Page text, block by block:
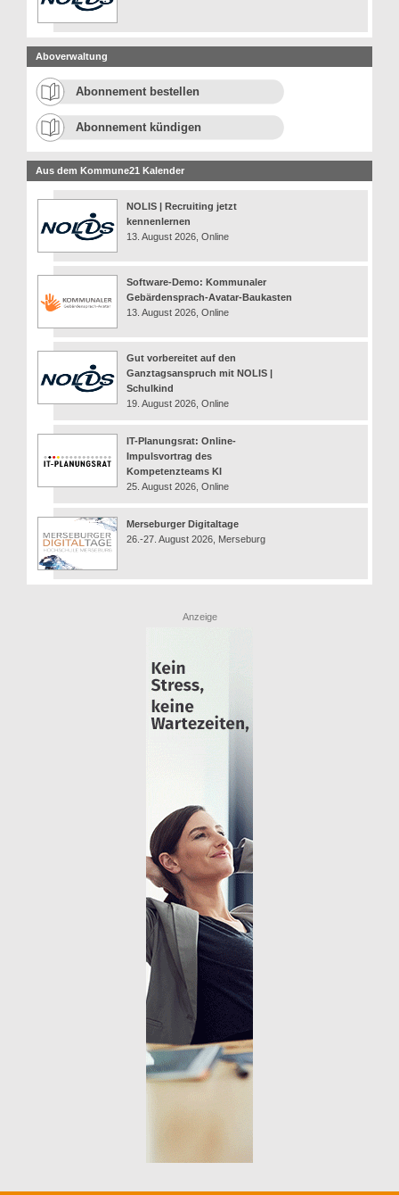
Aboverwaltung
Abonnement bestellen
Abonnement kündigen
Aus dem Kommune21 Kalender
NOLIS | Recruiting jetzt
kennenlernen
13. August 2026, Online
Software-Demo: Kommunaler
Gebärdensprach-Avatar-Baukasten
13. August 2026, Online
Gut vorbereitet auf den
Ganztagsanspruch mit NOLIS |
Schulkind
19. August 2026, Online
IT-Planungsrat: Online-
Impulsvortrag des
Kompetenzteams KI
25. August 2026, Online
Merseburger Digitaltage
26.-27. August 2026, Merseburg
Anzeige